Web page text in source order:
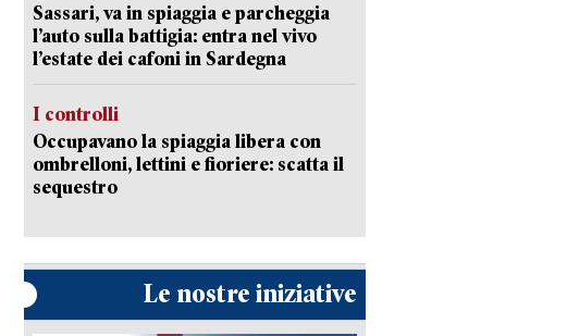
Sassari, va in spiaggia e parcheggia
l’auto sulla battigia: entra nel vivo
l’estate dei cafoni in Sardegna
I controlli
Occupavano la spiaggia libera con
ombrelloni, lettini e fioriere: scatta il
sequestro
Le nostre iniziative